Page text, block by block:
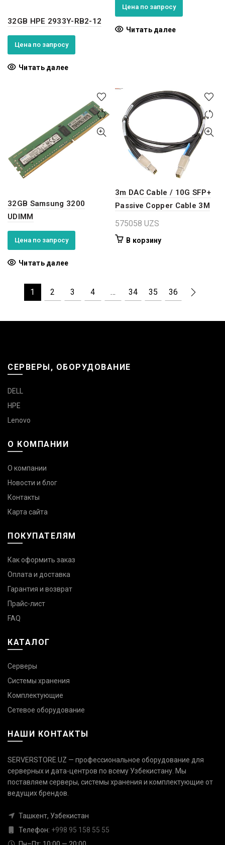
32GB HPE 2933Y-RB2-12
Цена по запросу
Читать далее
Цена по запросу
Читать далее
32GB Samsung 3200
UDIMM
Цена по запросу
Читать далее
3m DAC Cable / 10G SFP+
Passive Copper Cable 3M
575058 UZS
В корзину
1 2 3 4 … 34 35 36
СЕРВЕРЫ, ОБОРУДОВАНИЕ
DELL
HPE
Lenovo
О КОМПАНИИ
О компании
Новости и блог
Контакты
Карта сайта
ПОКУПАТЕЛЯМ
Как оформить заказ
Оплата и доставка
Гарантия и возврат
Прайс-лист
FAQ
КАТАЛОГ
Серверы
Системы хранения
Комплектующие
Сетевое оборудование
НАШИ КОНТАКТЫ
SERVERSTORE.UZ — профессиональное оборудование для
серверных и дата-центров по всему Узбекистану. Мы
поставляем серверы, системы хранения и комплектующие от
ведущих брендов.
Ташкент, Узбекистан
Телефон: +998 95 158 55 55
Связаться с нами
Телефон